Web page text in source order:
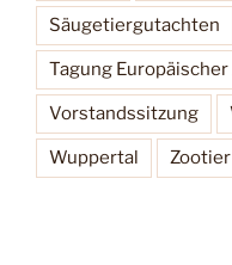
Säugetiergutachten
Tagung
Vorstandssitzung
Wuppertal Zootier